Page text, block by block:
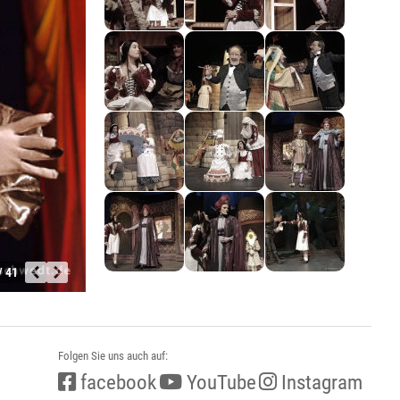
41
Folgen Sie uns auch auf:
facebook YouTube Instagram